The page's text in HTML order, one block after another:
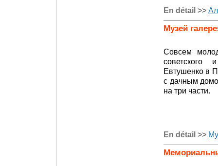
En détail >>
Музей
Совсем
советского
Евтушенко в
с дачным
на три части.
En détail >>